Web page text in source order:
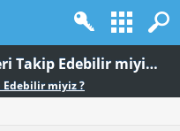
Hakkımızda Çıkan Haberleri Takip Edebilir miyiz ?
Edebilir miyiz ?